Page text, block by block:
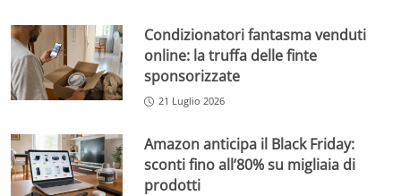
Condizionatori fantasma venduti
online: la truffa delle finte
sponsorizzate
21 Luglio 2026
Amazon anticipa il Black Friday:
sconti fino all’80% su migliaia di
prodotti